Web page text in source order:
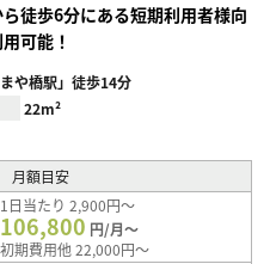
徒歩6分にある短期利用者様向
可能！
や橋駅」徒歩14分
22m²
月額目安
1日当たり 2,900円～
106,800 円/月～
初期費用他 22,000円～